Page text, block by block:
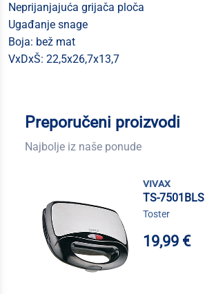
Neprijanjajuća grijača ploča
Ugađanje snage
Boja: bež mat
VxDxŠ: 22,5x26,7x13,7
Preporučeni proizvodi
Najbolje iz naše ponude
vivax
TS-7501BLS
Toster
19,99 €